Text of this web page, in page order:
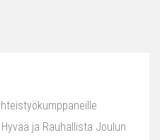
ja Rauhallista Joulun